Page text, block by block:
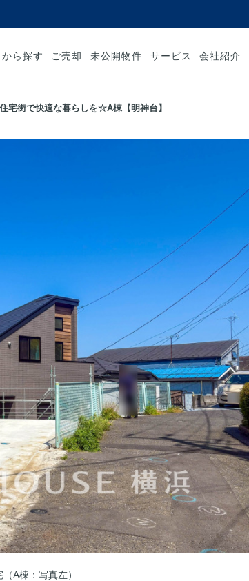
ら探す ご売却 未公開物件 サービス 会社紹介
宅街で快適な暮らしを☆A棟【明神台】
A棟：写真左）